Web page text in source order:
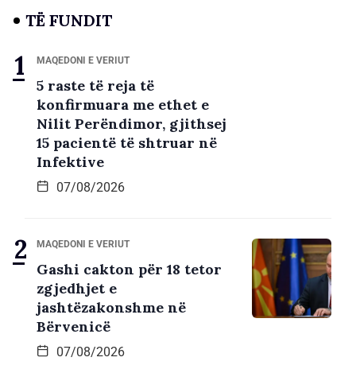
TË FUNDIT
MAQEDONI E VERIUT
5 raste të reja të
konfirmuara me ethet e
Nilit Perëndimor, gjithsej
15 pacientë të shtruar në
Infektive
07/08/2026
MAQEDONI E VERIUT
Gashi cakton për 18 tetor
zgjedhjet e
jashtëzakonshme në
Bërvenicë
07/08/2026